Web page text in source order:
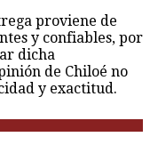
proviene de
y confiables, por
dicha
de Chiloé no
y exactitud.